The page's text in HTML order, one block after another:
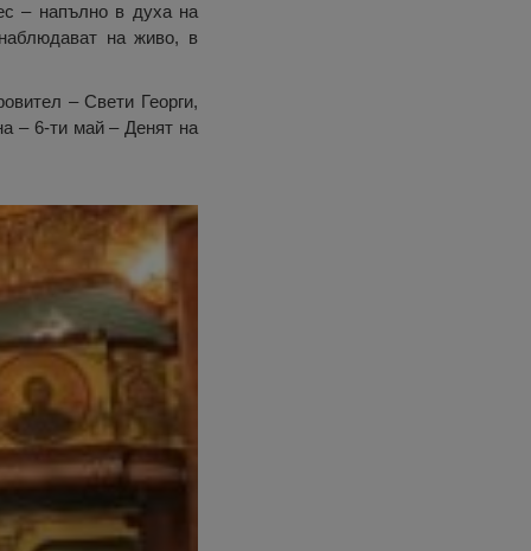
– напълно в духа на
на живо, в
– Свети Георги,
– 6-ти май – Денят на